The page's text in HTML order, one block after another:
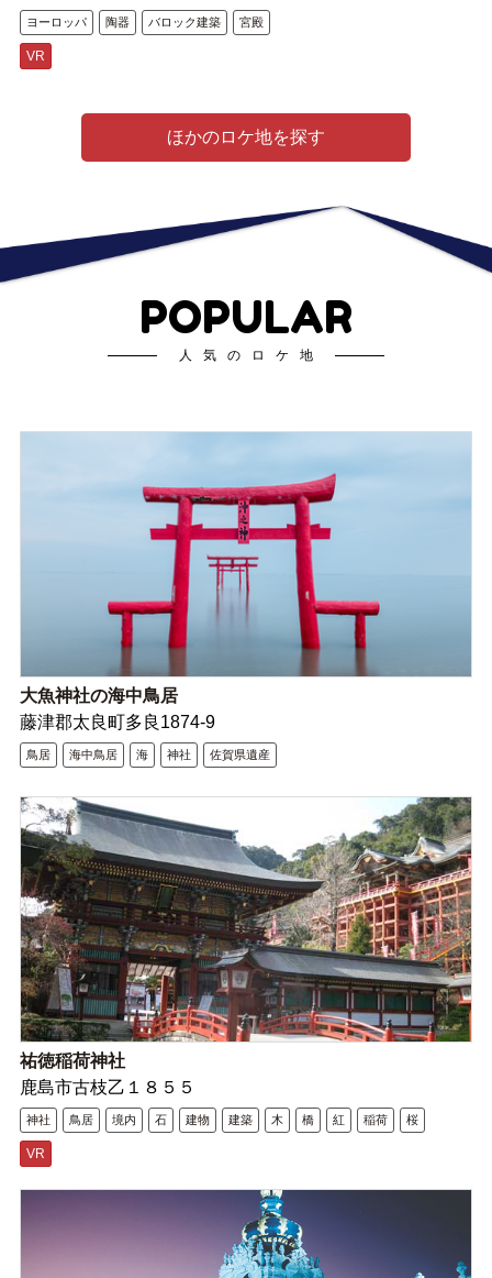
ヨーロッパ 陶器 バロック建築 宮殿
VR
ほかのロケ地を探す
POPULAR
人気のロケ地
大魚神社の海中鳥居
藤津郡太良町多良1874-9
鳥居 海中鳥居 海 神社 佐賀県遺産
祐徳稲荷神社
鹿島市古枝乙１８５５
神社 鳥居 境内 石 建物 建築 木 橋 紅 稲荷 桜
VR